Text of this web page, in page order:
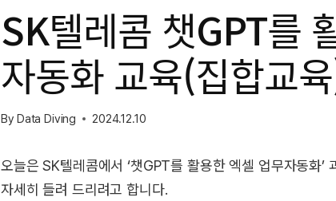
SK텔레콤 챗GPT를
자동화 교육(집합교
By Data Diving 2024.12.10
오늘은 SK텔레콤에서 ‘챗GPT를 활용한 엑셀 업무자동화’
자세히 들려 드리려고 합니다.